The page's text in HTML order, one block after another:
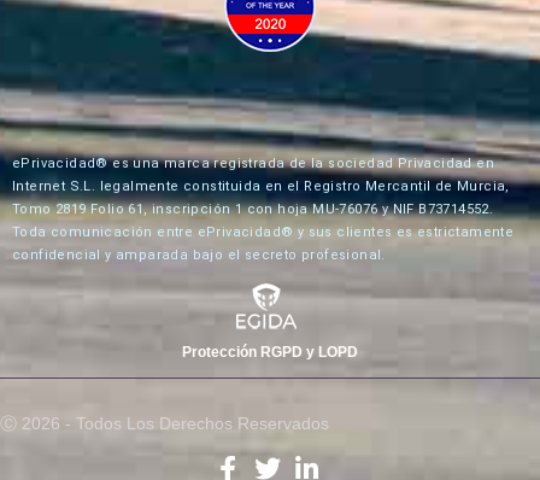
ePrivacidad® es una marca registrada de la sociedad Privacidad en
Internet S.L. legalmente constituida en el Registro Mercantil de Murcia,
Tomo 2819 Folio 61, inscripción 1 con hoja MU-76076 y NIF B73714552.
Toda comunicación entre ePrivacidad® y sus clientes es estrictamente
confidencial y amparada bajo el secreto profesional.
Protección RGPD y LOPD
Ⓒ 2026 - Todos Los Derechos Reservados